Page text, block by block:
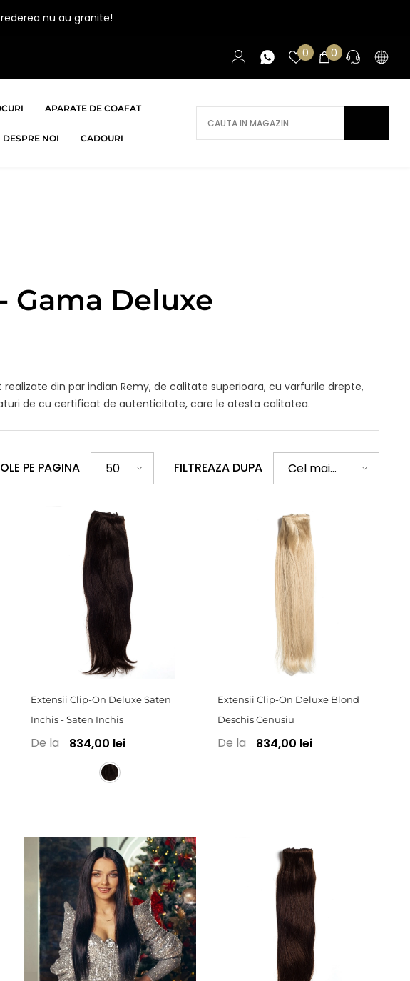
nu au granite!
0Liste
de
favorite
00
articole
AI NEVOIE DE AJUTOR?
APARATE DE COAFAT
DESPRE NOI CADOURI
Gama Deluxe
din par indian Remy, de calitate superioara, cu varfurile drepte,
de cu certificat de autenticitate, care le atesta calitatea.
PE PAGINA 50 FILTREAZA DUPA
Cel mai
bine
Extensii Clip-On Deluxe Saten
Inchis- Saten Inchis
De la 834,00 lei
Extensii Clip-On Deluxe Blond
Deschis Cenusiu
De la 834,00 lei